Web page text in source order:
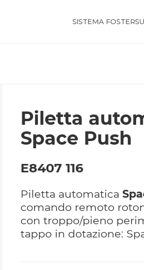
DI STILE
PIANI
PIANI
SISTEMA
Piletta
Space Push
E8407 116
Piletta automatica
comando remoto
con troppo/pieno
tappo in dotazione: